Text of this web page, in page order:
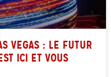
VEGAS : LE FUTUR
ICI ET VOUS